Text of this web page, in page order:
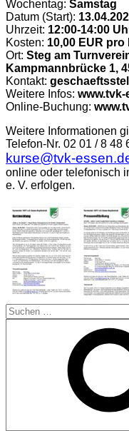
Wochentag: Samstag
Datum (Start):
Uhrzeit: 12:00-14:00
Kosten: 10,00 EUR
Ort: Steg am
Kampmannbrücke 1,
Kontakt:
Weitere Infos:
Online-Buchung:
Weitere Informationen
Telefon-Nr. 02 01 / 8 48
kurse@tvk-
online oder telefonisch
e. V. erfolgen.
Suchen
nach: